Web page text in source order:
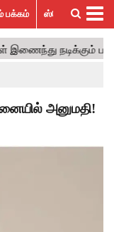
பக்கம் ஸ்பெஷல் ஸ்டோரீஸ்
அனுமதி!